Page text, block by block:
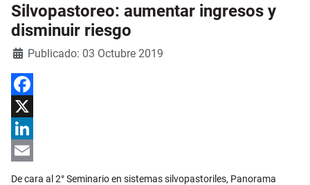
Silvopastoreo: aumentar ingresos y
disminuir riesgo
Detalles
Publicado: 03 Octubre 2019
Facebook
X
LinkedIn
De cara al 2° Seminario en sistemas silvopastoriles, Panorama